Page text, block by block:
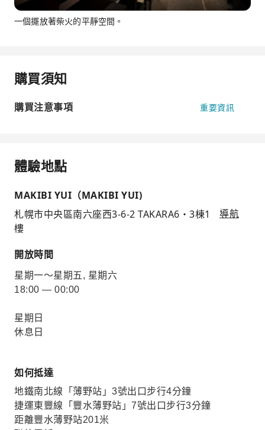
一個擺放著柴火的平靜空間。
購買須知
購買注意事項 重要資訊
體驗地點
MAKIBI YUI（MAKIBI YUI)
札幌市中央區南六座西3-6-2 TAKARA6・3棟1
樓
導航
開放時間
星期一～星期五, 星期六
18:00 — 00:00
星期日
休息日
如何抵達
地鐵南北線「薄野站」3號出口步行4分鐘
捷運東豐線「豐水薄野站」7號出口步行3分鐘
距離豐水薄野站201米